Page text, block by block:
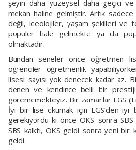
şeyin daha yüzeysel daha geçici ve
mekan haline gelmiştir. Artık
değil, ideolojiler, yaşam şekilleri ve
popüler hale gelmekte ya da
olmaktadır.
Bundan seneler önce öğretmen
öğrenciler öğretmenlik
lisesi sayısı yok denecek kadar az.
denen ve kendince belli bir
görememekteyiz. Bir zamanlar LGS
İyi bir lise okumak için LGS’den
gerekiyordu ki önce OKS sonra SBS
SBS kalktı, OKS geldi sonra yeni bir
geldi.